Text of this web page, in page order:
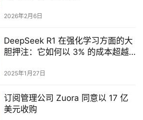
2026年2月6日
DeepSeek R1 在强化学习方面的大
胆押注：它如何以 3% 的成本超越
2025年1月27日
订阅管理公司 Zuora 同意以 17 亿
美元收购